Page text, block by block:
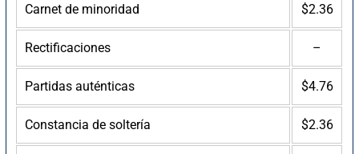
Carnet de minoridad $2.36
Rectificaciones –
Partidas auténticas $4.76
Constancia de soltería $2.36